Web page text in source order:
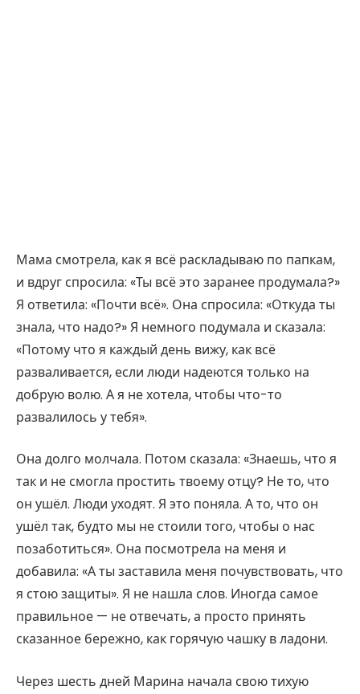
Мама смотрела, как я всё раскладываю по папкам,
и вдруг спросила: «Ты всё это заранее продумала?»
Я ответила: «Почти всё». Она спросила: «Откуда ты
знала, что надо?» Я немного подумала и сказала:
«Потому что я каждый день вижу, как всё
разваливается, если люди надеются только на
добрую волю. А я не хотела, чтобы что-то
развалилось у тебя».
Она долго молчала. Потом сказала: «Знаешь, что я
так и не смогла простить твоему отцу? Не то, что
он ушёл. Люди уходят. Я это поняла. А то, что он
ушёл так, будто мы не стоили того, чтобы о нас
позаботиться». Она посмотрела на меня и
добавила: «А ты заставила меня почувствовать, что
я стою защиты». Я не нашла слов. Иногда самое
правильное — не отвечать, а просто принять
сказанное бережно, как горячую чашку в ладони.
Через шесть дней Марина начала свою тихую